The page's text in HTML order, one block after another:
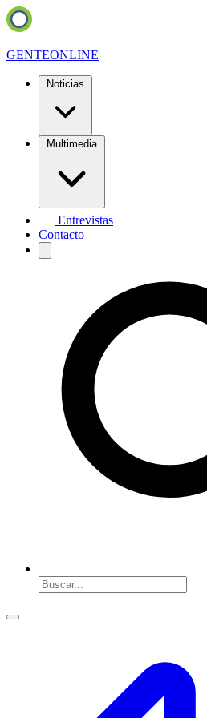
GENTEONLINE
Noticias
Multimedia
Entrevistas
Contacto